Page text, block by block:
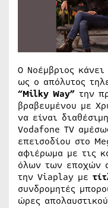
Ο Νοέμβριος
ως ο απόλυτος
“Milky Way” την
βραβευμένου με
να είναι
Vodafone TV
επεισοδίου στο
αφιέρωμα με τις
όλων των εποχών
την Viaplay με
συνδρομητές
ώρες